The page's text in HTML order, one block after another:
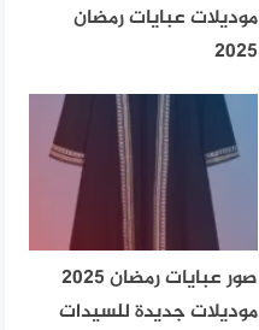
موديلات عبايات رمضان
2025
صور عبايات رمضان 2025
موديلات جديدة للسيدات